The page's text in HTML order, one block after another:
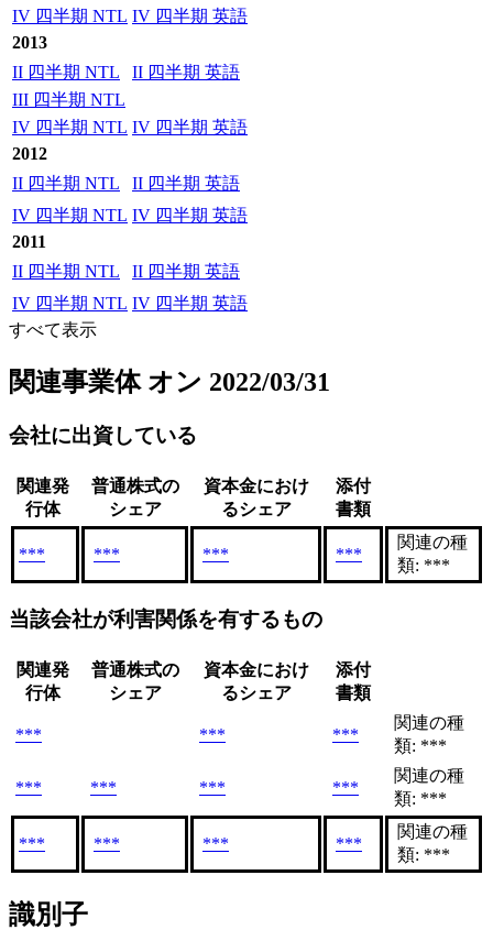
IV 四半期 NTL IV 四半期 英語
2013
II 四半期 NTL
II 四半期 英語
III 四半期 NTL
IV 四半期 NTL IV 四半期 英語
2012
II 四半期 NTL
II 四半期 英語
IV 四半期 NTL IV 四半期 英語
2011
II 四半期 NTL
II 四半期 英語
IV 四半期 NTL IV 四半期 英語
すべて表示
関連事業体 オン 2022/03/31
会社に出資している
関連発
行体
普通株式の
シェア
資本金におけ
るシェア
添付
書類
*** *** *** ***
関連の種
類: ***
当該会社が利害関係を有するもの
関連発
行体
普通株式の
シェア
資本金におけ
るシェア
添付
書類
*** *** ***
関連の種
類: ***
*** *** *** ***
関連の種
類: ***
*** *** *** ***
関連の種
類: ***
識別子